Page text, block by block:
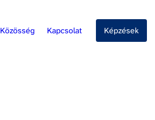
Közösség Kapcsolat Képzések